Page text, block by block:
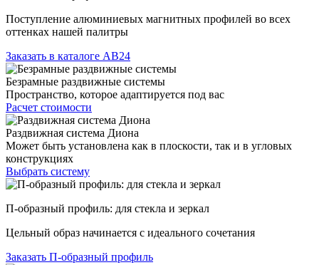
Поступление алюминиевых магнитных профилей во всех
оттенках нашей палитры
Заказать в каталоге АВ24
Безрамные раздвижные системы
Пространство, которое адаптируется под вас
Расчет стоимости
Раздвижная система Диона
Может быть установлена как в плоскости, так и в угловых
конструкциях
Выбрать систему
П-образный профиль: для стекла и зеркал
Цельный образ начинается с идеального сочетания
Заказать П-образный профиль